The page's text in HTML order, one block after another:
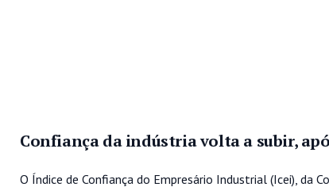
Confiança da indústria volta a subir,
O Índice de Confiança do Empresário Industrial (Icei), da